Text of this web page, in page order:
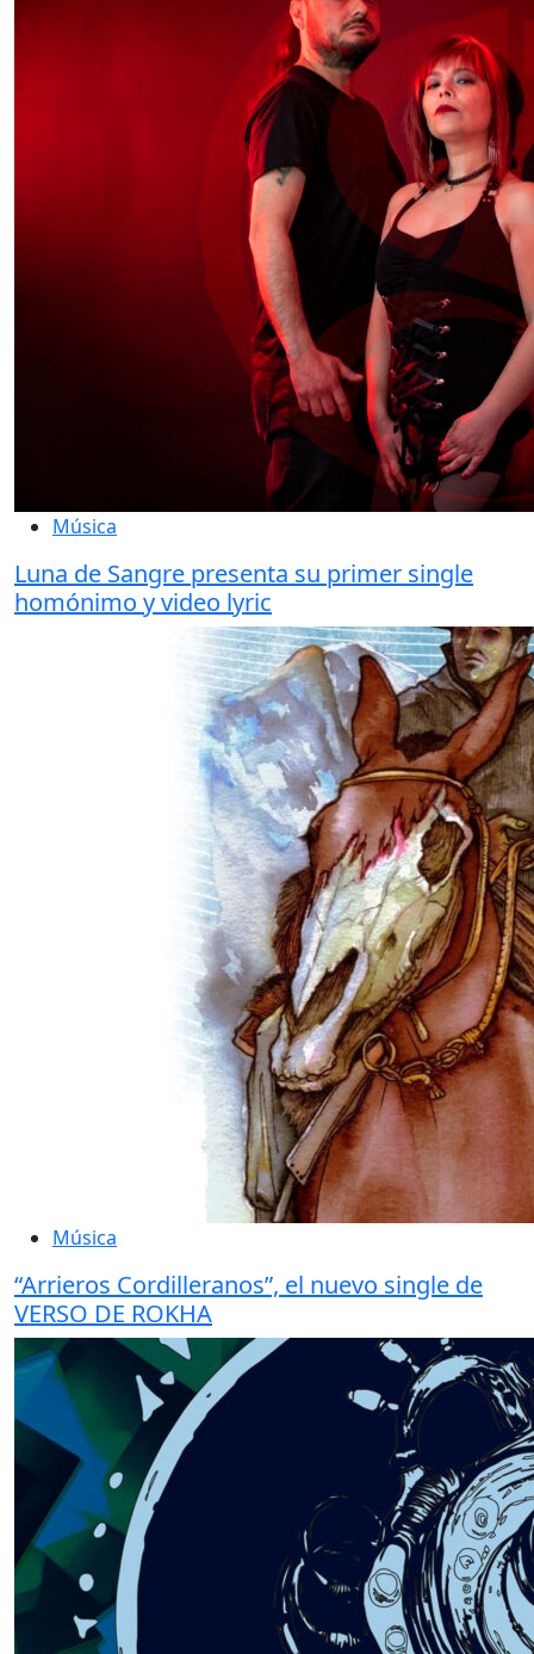
Música
Luna de Sangre presenta su primer single
homónimo y video lyric
Música
“Arrieros Cordilleranos”, el nuevo single de
VERSO DE ROKHA